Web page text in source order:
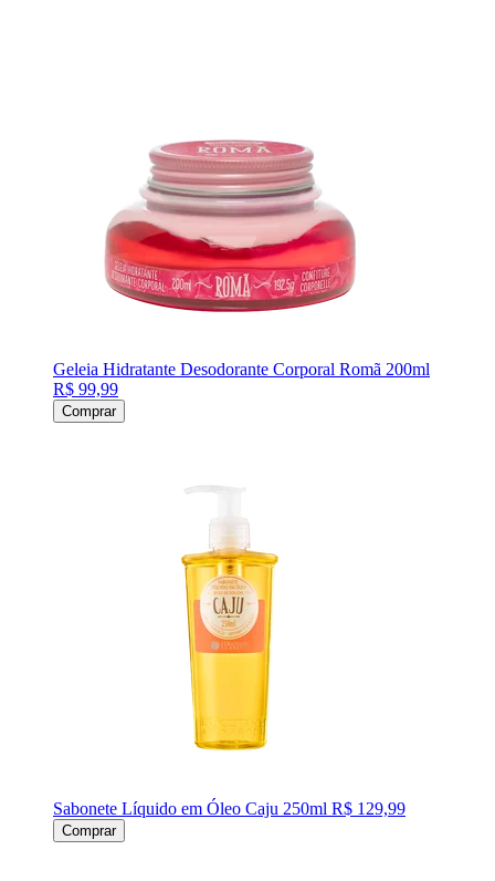
Geleia Hidratante Desodorante Corporal Romã 200ml
R$ 99,99
Comprar
Sabonete Líquido em Óleo Caju 250ml R$ 129,99
Comprar